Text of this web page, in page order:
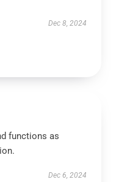
Dec 8, 2024
functions as
Dec 6, 2024